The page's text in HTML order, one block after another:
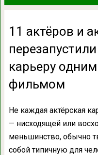
11 актёров и
карьеру
фильмом
Не каждая актёрская
— нисходящей или
меньшинство, обычно
собой типичную для